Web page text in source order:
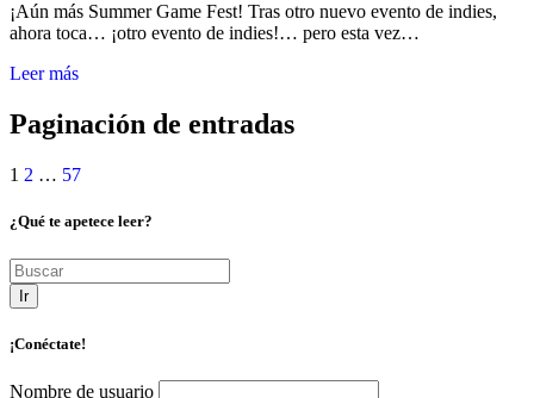
¡Aún más Summer Game Fest! Tras otro nuevo evento de indies,
ahora toca… ¡otro evento de indies!… pero esta vez…
Leer más
Paginación de entradas
1 2 … 57
¿Qué te apetece leer?
Ir
¡Conéctate!
Nombre de usuario